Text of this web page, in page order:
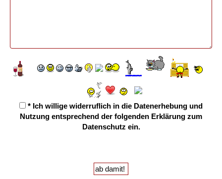
* Ich willige widerruflich in die Datenerhebung und
Nutzung entsprechend der folgenden Erklärung zum
Datenschutz ein.